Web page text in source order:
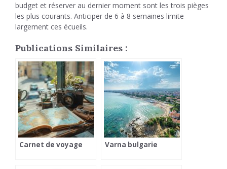
budget et réserver au dernier moment sont les trois pièges
les plus courants. Anticiper de 6 à 8 semaines limite
largement ces écueils.
Publications Similaires :
Carnet de voyage Varna bulgarie